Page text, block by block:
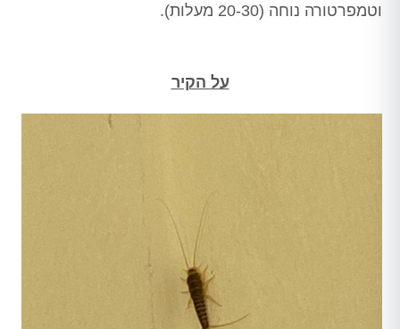
וטמפרטורה נוחה (20-30 מעלות).
על הקיר